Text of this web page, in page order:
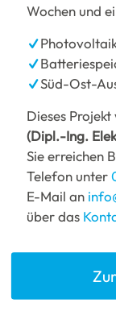
Wochen und
Süd-Ost-
Dieses
(Dipl.-Ing.
Sie erreichen
Telefon unter
E-Mail an
über das